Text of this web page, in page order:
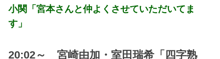
小関「宮本さんと仲よくさせていただいてま
す」
20:02～ 宮崎由加・室田瑞希「四字熟